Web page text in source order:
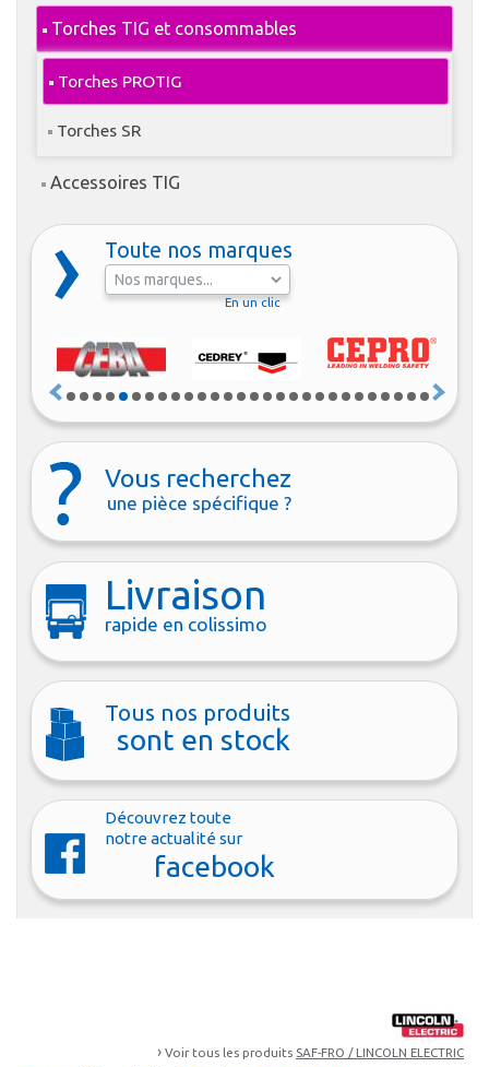
Torches TIG et consommables
Torches PROTIG
Torches SR
Accessoires TIG
Toute nos marques
En un clic
Vous recherchez
une pièce spécifique ?
Livraison
rapide en colissimo
Tous nos produits
sont en stock
Découvrez toute
notre actualité sur
facebook
› Voir tous les produits SAF-FRO / LINCOLN ELECTRIC